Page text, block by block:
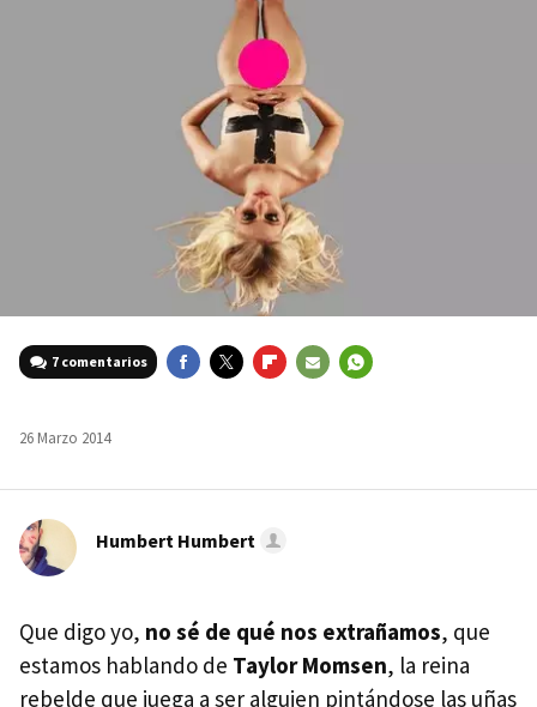
7 comentarios
26 Marzo 2014
Humbert Humbert
Que digo yo, no sé de qué nos extrañamos, que
estamos hablando de Taylor Momsen, la reina
rebelde que juega a ser alguien pintándose las uñas